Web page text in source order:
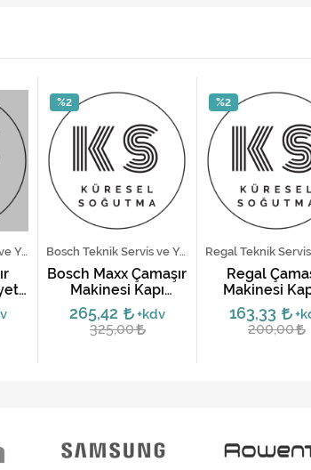
Vestel Teknik Servis ve Yedek Parça Hizmetleri
%2
Bosch Teknik Servis ve Yedek Parça Hizmetleri
Bosch Maxx Çamaşır
Makinesi Kapı
Emniyet Kilidi
265,42 +kdv
325,00
%2
Regal
Makinesi
Kilidi
163,33
200,00